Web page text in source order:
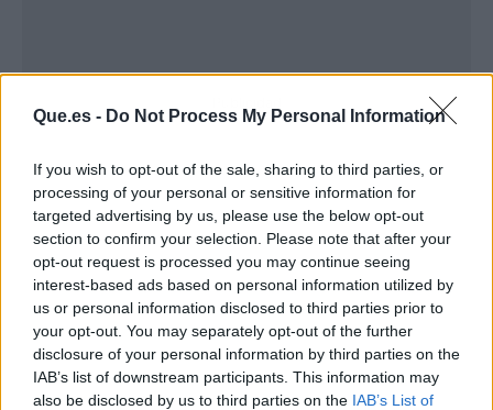
Que.es - Do Not Process My Personal Information
If you wish to opt-out of the sale, sharing to third parties, or
processing of your personal or sensitive information for
targeted advertising by us, please use the below opt-out
section to confirm your selection. Please note that after your
opt-out request is processed you may continue seeing
interest-based ads based on personal information utilized by
us or personal information disclosed to third parties prior to
your opt-out. You may separately opt-out of the further
disclosure of your personal information by third parties on the
IAB’s list of downstream participants. This information may
also be disclosed by us to third parties on the IAB’s List of